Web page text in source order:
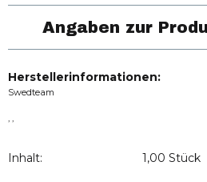
Angaben zur
Herstellerinformationen:
Swedteam
Inhalt: 1,00 Stück